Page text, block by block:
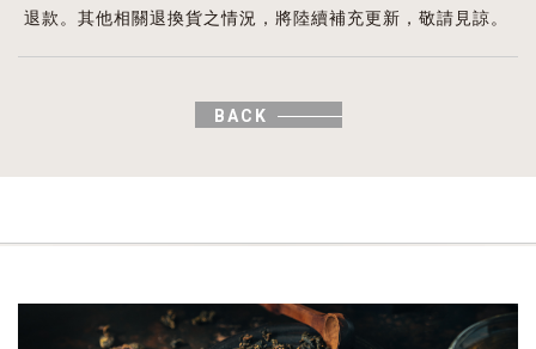
退款。其他相關退換貨之情況，將陸續補充更新，敬請見諒。
BACK